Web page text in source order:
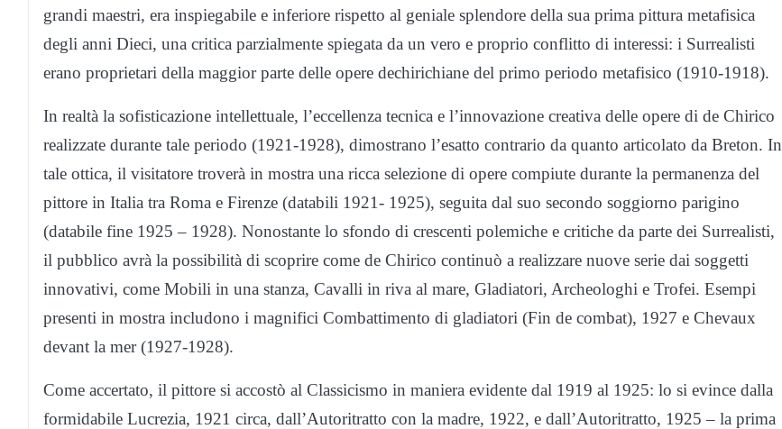
grandi maestri, era inspiegabile e inferiore rispetto al geniale splendore della sua prima pittura metafisica
degli anni Dieci, una critica parzialmente spiegata da un vero e proprio conflitto di interessi: i Surrealisti
erano proprietari della maggior parte delle opere dechirichiane del primo periodo metafisico (1910-1918).
In realtà la sofisticazione intellettuale, l’eccellenza tecnica e l’innovazione creativa delle opere di de Chirico
realizzate durante tale periodo (1921-1928), dimostrano l’esatto contrario da quanto articolato da Breton. In
tale ottica, il visitatore troverà in mostra una ricca selezione di opere compiute durante la permanenza del
pittore in Italia tra Roma e Firenze (databili 1921- 1925), seguita dal suo secondo soggiorno parigino
(databile fine 1925 – 1928). Nonostante lo sfondo di crescenti polemiche e critiche da parte dei Surrealisti,
il pubblico avrà la possibilità di scoprire come de Chirico continuò a realizzare nuove serie dai soggetti
innovativi, come Mobili in una stanza, Cavalli in riva al mare, Gladiatori, Archeologhi e Trofei. Esempi
presenti in mostra includono i magnifici Combattimento di gladiatori (Fin de combat), 1927 e Chevaux
devant la mer (1927-1928).
Come accertato, il pittore si accostò al Classicismo in maniera evidente dal 1919 al 1925: lo si evince dalla
formidabile Lucrezia, 1921 circa, dall’Autoritratto con la madre, 1922, e dall’Autoritratto, 1925 – la prima